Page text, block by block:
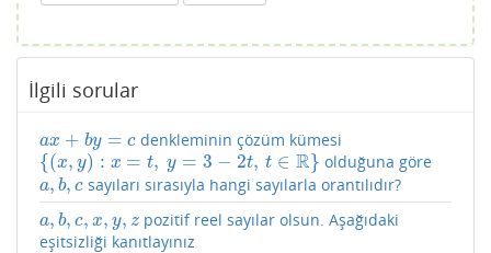
İlgili sorular
ax + by = c
ax+ by =c denkleminin çözüm kümesi
{(x, y) : x = t, y = 3 − 2t, t ∈ R}
{ x,y) x= , y= 3− 2t, t∈ R} olduğuna göre
a, b, c
a,b,c sayıları sırasıyla hangi sayılarla orantılıdır?
a, b, c, x, y, z
a,b,c ,x,y,z
pozitif reel sayılar olsun. Aşağıdaki
eşitsizliği kanıtlayınız